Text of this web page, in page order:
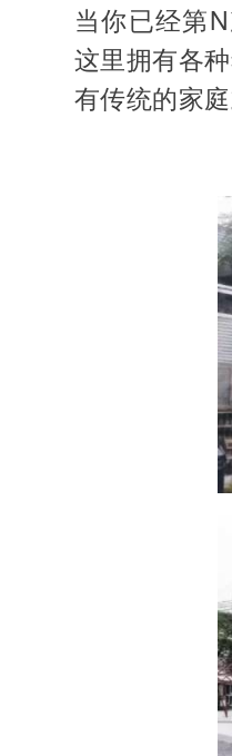
当你已经第
这里拥有各
有传统的家